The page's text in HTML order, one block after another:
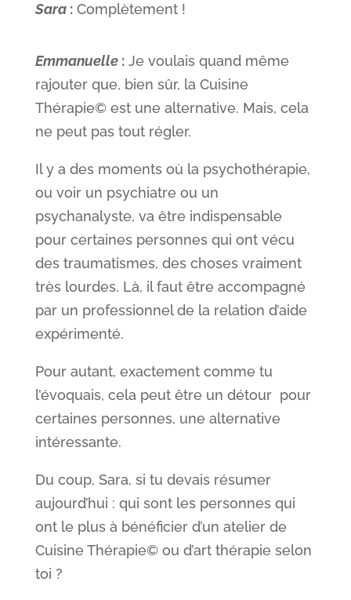
Sara:Complètement !
Emmanuelle:Je voulais quand même
rajouter que, bien sûr, la Cuisine
Thérapie© est une alternative. Mais, cela
ne peut pas tout régler.
Il y a des moments où la psychothérapie,
ou voir un psychiatre ou un
psychanalyste, va être indispensable
pour certaines personnes qui ont vécu
des traumatismes, des choses vraiment
très lourdes. Là, il faut être accompagné
par un professionnel de la relation d’aide
expérimenté.
Pour autant, exactement comme tu
l’évoquais, cela peut être un détour pour
certaines personnes, une alternative
intéressante.
Du coup, Sara, si tu devais résumer
aujourd’hui : qui sont les personnes qui
ont le plus à bénéficier d’un atelier de
Cuisine Thérapie© ou d’art thérapie selon
toi ?